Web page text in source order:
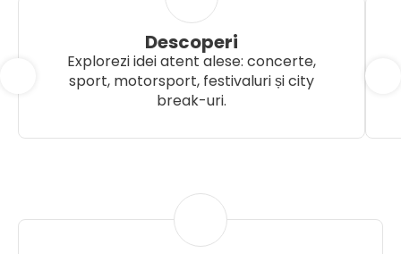
Descoperi
Explorezi idei atent alese: concerte,
sport, motorsport, festivaluri și city
break-uri.